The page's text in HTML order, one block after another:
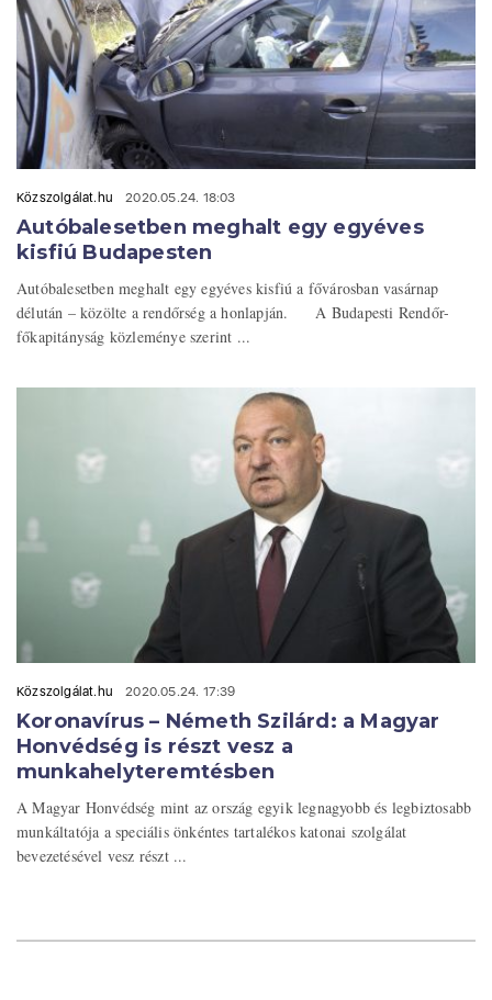
Közszolgálat.hu 2020.05.24. 18:03
Autóbalesetben meghalt egy egyéves
kisfiú Budapesten
Autóbalesetben meghalt egy egyéves kisfiú a fővárosban vasárnap
délután – közölte a rendőrség a honlapján. A Budapesti Rendőr-
főkapitányság közleménye szerint ...
Közszolgálat.hu 2020.05.24. 17:39
Koronavírus – Németh Szilárd: a Magyar
Honvédség is részt vesz a
munkahelyteremtésben
A Magyar Honvédség mint az ország egyik legnagyobb és legbiztosabb
munkáltatója a speciális önkéntes tartalékos katonai szolgálat
bevezetésével vesz részt ...